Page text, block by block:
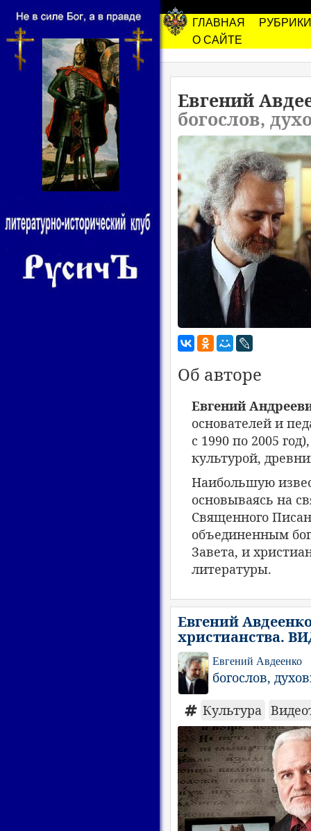
ГЛАВНАЯ
РУБРИКИ
О САЙТЕ
Евгений
богослов,
Об авторе
Евгений
основателей и
с 1990 по 2005
культурой,
Наибольшую
основываясь на
Священного
объединенным
Завета, и
литературы.
Евгений
христианства.
Евгений Авдеенко
богослов,
Культура